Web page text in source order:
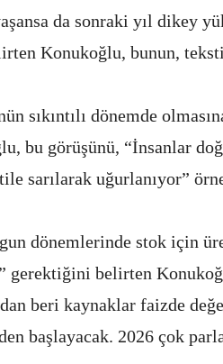
da sonraki yıl dikey
Konukoğlu, bunun,
sıkıntılı dönemde
bu görüşünü, “İnsanlar
sarılarak uğurlanıyor”
dönemlerinde stok için
gerektiğini belirten
beri kaynaklar faizde
başlayacak. 2026 çok